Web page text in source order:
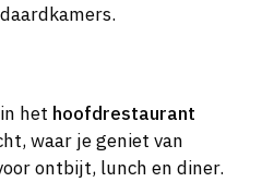
het hoofdrestaurant
waar je geniet van
ontbijt, lunch en diner.